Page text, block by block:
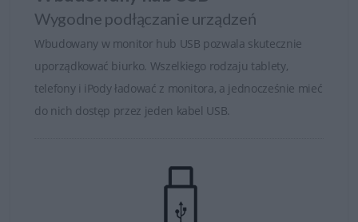
opóźnienia, zapewniając perfekcyjną synchronizację
między kartą graficzną a monitorem.
Obraz, który zachwyca
W monitorach Alienware stosowane są
najnowocześniejsze panele
barw. Wysoka jasność i obsługa
się niezwykle realistycznym obrazem, który robi
ogromne wrażenie zarówno w grach, jak i podczas
Wygodne podłączanie urządzeń
Wbudowany w monitor hub USB pozwala skutecznie
uporządkować biurko. Wszelkiego rodzaju tablety,
telefony i iPody ładować z monitora, a jednocześnie mieć
do nich dostęp przez jeden kabel USB.